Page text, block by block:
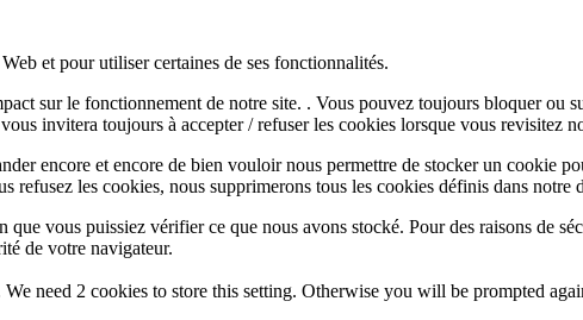
et pour utiliser certaines de ses fonctionnalités.
sur le fonctionnement de notre site. . Vous pouvez toujours bloquer ou
invitera toujours à accepter / refuser les cookies lorsque vous revisitez
encore et encore de bien vouloir nous permettre de stocker un cookie
les cookies, nous supprimerons tous les cookies définis dans notre
vous puissiez vérifier ce que nous avons stocké. Pour des raisons de
de votre navigateur.
need 2 cookies to store this setting. Otherwise you will be prompted